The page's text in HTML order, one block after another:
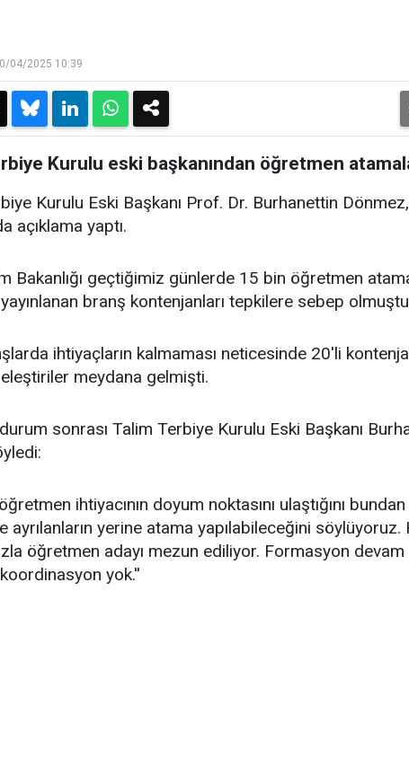
04/2025 10:39
Kurulu eski başkanından öğretmen
Kurulu Eski Başkanı Prof. Dr. Burhanettin
açıklama yaptı.
Bakanlığı geçtiğimiz günlerde 15 bin öğretmen
branş kontenjanları tepkilere sebep
ihtiyaçların kalmaması neticesinde 20'li
eleştiriler meydana gelmişti.
sonrası Talim Terbiye Kurulu Eski Başkanı
ihtiyacının doyum noktasını ulaştığını
ayrılanların yerine atama yapılabileceğini söylüyoruz.
öğretmen adayı mezun ediliyor. Formasyon
yok.''